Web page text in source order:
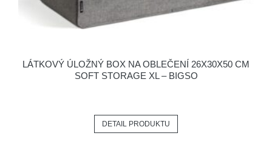
LÁTKOVÝ ÚLOŽNÝ BOX NA OBLEČENÍ 26X30X50 CM
SOFT STORAGE XL – BIGSO
DETAIL PRODUKTU